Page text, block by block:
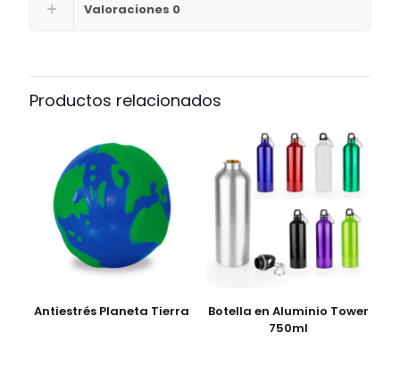
Valoraciones 0
Productos relacionados
Antiestrés Planeta Tierra
Botella en Aluminio Tower
750ml